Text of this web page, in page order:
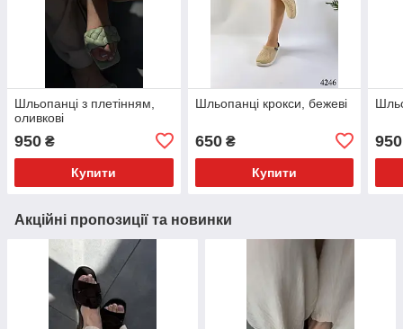
Шльопанці з плетінням,
оливкові
950 ₴
Купити
Шльопанці крокси, бежеві
650₴
Купити
950
Акційні пропозиції та новинки